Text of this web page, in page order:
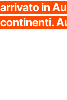
arrivato in
continenti.